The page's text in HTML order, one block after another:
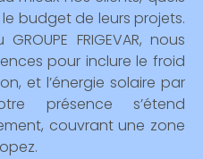
budget de leurs projets.
FRIGEVAR, nous
pour inclure le froid
et l’énergie solaire par
présence s’étend
couvrant une zone